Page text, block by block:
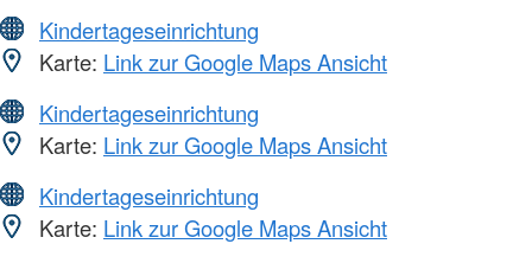
Kindertageseinrichtung
Karte: Link zur Google Maps Ansicht
Kindertageseinrichtung
Karte: Link zur Google Maps Ansicht
Kindertageseinrichtung
Karte: Link zur Google Maps Ansicht